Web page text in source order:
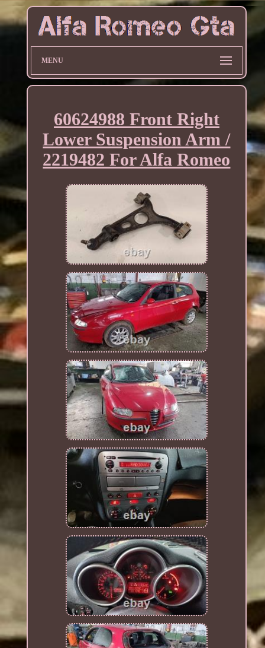
MENU
60624988 Front Right
Lower Suspension Arm /
2219482 For Alfa Romeo